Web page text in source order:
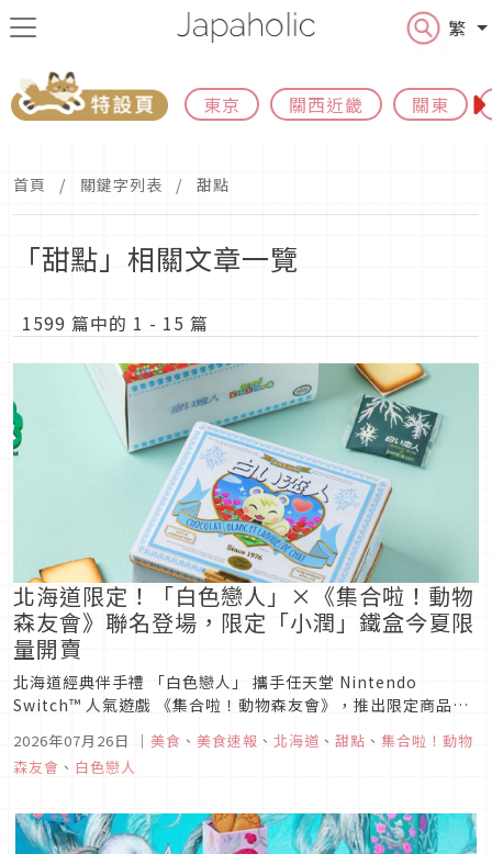
繁
東京 關西近畿 關東
首頁 關鍵字列表 甜點
「甜點」相關文章一覽
1599 篇中的 1 - 15 篇
北海道限定！「白色戀人」×《集合啦！動物
森友會》聯名登場，限定「小潤」鐵盒今夏限
量開賣
北海道經典伴手禮 「白色戀人」 攜手任天堂 Nintendo
Switch™ 人氣遊戲 《集合啦！動物森友會》，推出限定商品
盒」。將於 2026 年 8 月 14 日（五）至 9 月 6 日（日） 限量
販售，僅能在大丸札幌店期間限定快閃店購買...
2026年07月26日 ｜ 美食 、 美食速報 、 北海道 、 甜點 、 集合啦！動物
森友會 、 白色戀人